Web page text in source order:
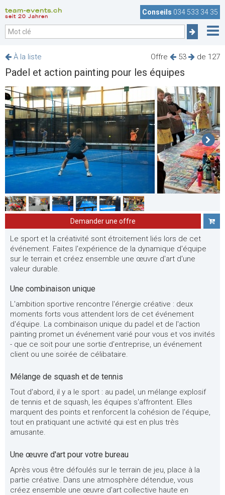
team-events.ch
seit 20 Jahren
Conseils 034 533 34 35
Offre 53 de 127
À la liste
Padel et action painting pour les équipes
Demander une offre
Le sport et la créativité sont étroitement liés lors de cet
événement. Faites l'expérience de la dynamique d'équipe
sur le terrain et créez ensemble une œuvre d'art d'une
valeur durable.
Une combinaison unique
L'ambition sportive rencontre l'énergie créative : deux
moments forts vous attendent lors de cet événement
d'équipe. La combinaison unique du padel et de l'action
painting promet un événement varié pour vous et vos invités
- que ce soit pour une sortie d'entreprise, un événement
client ou une soirée de célibataire.
Mélange de squash et de tennis
Tout d'abord, il y a le sport : au padel, un mélange explosif
de tennis et de squash, les équipes s'affrontent. Elles
marquent des points et renforcent la cohésion de l'équipe,
tout en pratiquant une activité qui est en plus très
amusante.
Une œuvre d'art pour votre bureau
Après vous être défoulés sur le terrain de jeu, place à la
partie créative. Dans une atmosphère détendue, vous
créez ensemble une œuvre d'art collective haute en